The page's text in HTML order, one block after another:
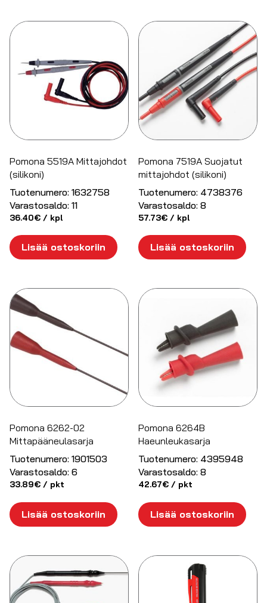
Pomona 5519A Mittajohdot
(silikoni)
Tuotenumero: 1632758
Varastosaldo: 11
36.40€ / kpl
Lisää ostoskoriin
Pomona 7519A Suojatut
mittajohdot (silikoni)
Tuotenumero: 4738376
Varastosaldo: 8
57.73€ / kpl
Lisää ostoskoriin
Pomona 6262-02
Mittapääneulasarja
Tuotenumero: 1901503
Varastosaldo: 6
33.89€ / pkt
Lisää ostoskoriin
Pomona 6264B
Haeunleukasarja
Tuotenumero: 4395948
Varastosaldo: 8
42.67€ / pkt
Lisää ostoskoriin